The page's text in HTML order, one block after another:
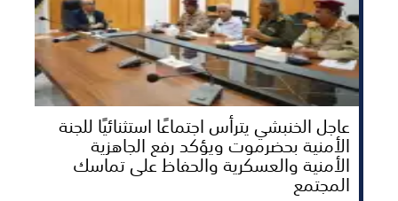
عاجل الخنبشي يترأس اجتماعًا استثنائيًا للجنة
الأمنية بحضرموت ويؤكد رفع الجاهزية
الأمنية والعسكرية والحفاظ على تماسك
المجتمع